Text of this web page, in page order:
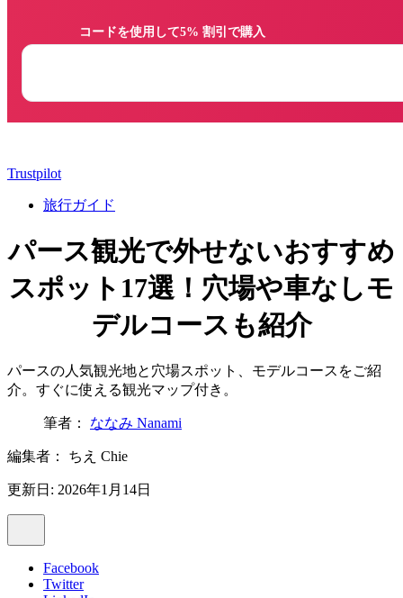
Trustpilot
旅行ガイド
パース観光で外せないおすすめ
スポット17選！穴場や車なしモ
デルコースも紹介
パースの人気観光地と穴場スポット、モデルコースをご紹
介。すぐに使える観光マップ付き。
筆者： ななみ Nanami
編集者： ちえ Chie
更新日: 2026年1月14日
Facebook
Twitter